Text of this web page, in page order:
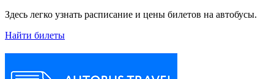
Здесь легко узнать расписание и цены билетов на автобусы.
Найти билеты